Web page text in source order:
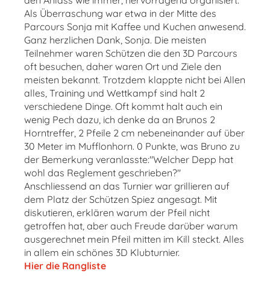
Als Überraschung war etwa in der Mitte des
Parcours Sonja mit Kaffee und Kuchen anwesend.
Ganz herzlichen Dank, Sonja. Die meisten
Teilnehmer waren Schützen die den 3D Parcours
oft besuchen, daher waren Ort und Ziele den
meisten bekannt. Trotzdem klappte nicht bei Allen
alles, Training und Wettkampf sind halt 2
verschiedene Dinge. Oft kommt halt auch ein
wenig Pech dazu, ich denke da an Brunos 2
Horntreffer, 2 Pfeile 2 cm nebeneinander auf über
30 Meter im Mufflonhorn. 0 Punkte, was Bruno zu
der Bemerkung veranlasste:"Welcher Depp hat
wohl das Reglement geschrieben?"
Anschliessend an das Turnier war grillieren auf
dem Platz der Schützen Spiez angesagt. Mit
diskutieren, erklären warum der Pfeil nicht
getroffen hat, aber auch Freude darüber warum
ausgerechnet mein Pfeil mitten im Kill steckt. Alles
in allem ein schönes 3D Klubturnier.
Hier die Rangliste